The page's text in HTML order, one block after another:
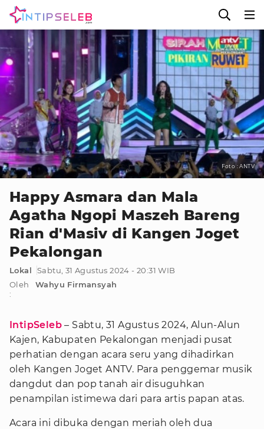
Foto : ANTV
Happy Asmara dan Mala
Agatha Ngopi Maszeh Bareng
Rian d'Masiv di Kangen Joget
Pekalongan
Lokal
Sabtu, 31 Agustus 2024 - 20:31 WIB
Oleh
:
Wahyu Firmansyah
IntipSeleb – Sabtu, 31 Agustus 2024, Alun-Alun
Kajen, Kabupaten Pekalongan menjadi pusat
perhatian dengan acara seru yang dihadirkan
oleh Kangen Joget ANTV. Para penggemar musik
dangdut dan pop tanah air disuguhkan
penampilan istimewa dari para artis papan atas.
Acara ini dibuka dengan meriah oleh dua